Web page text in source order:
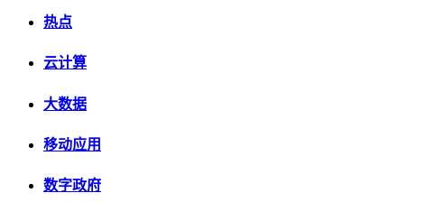
热点
云计算
大数据
移动应用
数字政府